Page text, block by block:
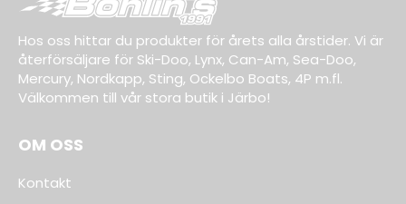
Hos oss hittar du produkter för årets alla årstider. Vi är
återförsäljare för Ski-Doo, Lynx, Can-Am, Sea-Doo,
Mercury, Nordkapp, Sting, Ockelbo Boats, 4P m.fl.
Välkommen till vår stora butik i Järbo!
OM OSS
Kontakt